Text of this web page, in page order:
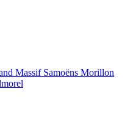
Massif Samoëns Morillon